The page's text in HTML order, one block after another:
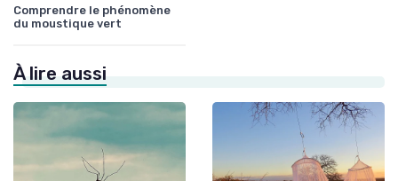
Comprendre le phénomène
du moustique vert
À lire aussi